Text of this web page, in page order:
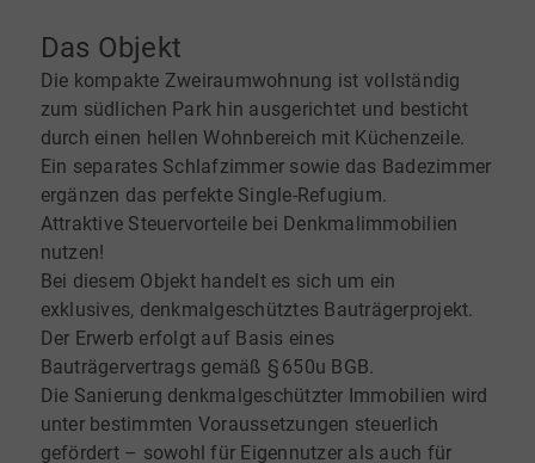
Das Objekt
Die kompakte Zweiraumwohnung ist vollständig
zum südlichen Park hin ausgerichtet und besticht
durch einen hellen Wohnbereich mit Küchenzeile.
Ein separates Schlafzimmer sowie das Badezimmer
ergänzen das perfekte Single-Refugium.
Attraktive Steuervorteile bei Denkmalimmobilien
nutzen!
Bei diesem Objekt handelt es sich um ein
exklusives, denkmalgeschütztes Bauträgerprojekt.
Der Erwerb erfolgt auf Basis eines
Bauträgervertrags gemäß § 650u BGB.
Die Sanierung denkmalgeschützter Immobilien wird
unter bestimmten Voraussetzungen steuerlich
gefördert – sowohl für Eigennutzer als auch für